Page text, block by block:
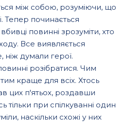
між собою, розуміючи, що
Тепер починається
повинні зрозуміти, хто
Все виявляється
ніж думали герої.
розібратися. Чим
краще для всіх. Хтось
цих п'ятьох, роздавши
тільки при спілкуванні один
наскільки схожі у них